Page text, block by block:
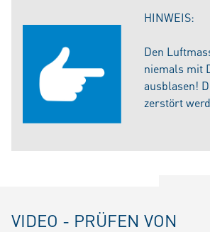
HINWEIS:
Den
niemals mit
ausblasen!
VIDEO - PRÜFEN VON